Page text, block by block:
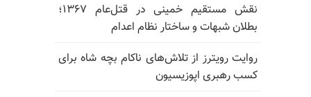
نقش مستقیم خمینی در قتل‌عام ۱۳۶۷؛
بطلان شبهات و ساختار نظام اعدام
روایت رویترز از تلاش‌های ناکام بچه شاه برای
کسب رهبری اپوزیسیون